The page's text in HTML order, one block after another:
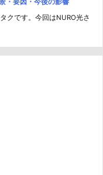
クです。今回はNURO光さ